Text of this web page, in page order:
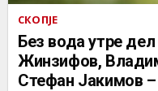
СКОПЈЕ
Без вода утре
Жинзифов,
Стефан Јакимов